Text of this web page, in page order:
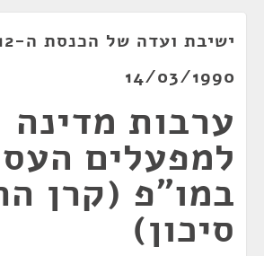
14/03/1990
ערבות מדינה
למפעלים
במו"פ (קרן
סיכון)